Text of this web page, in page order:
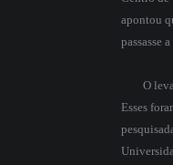
apontou
passasse
O
Esses